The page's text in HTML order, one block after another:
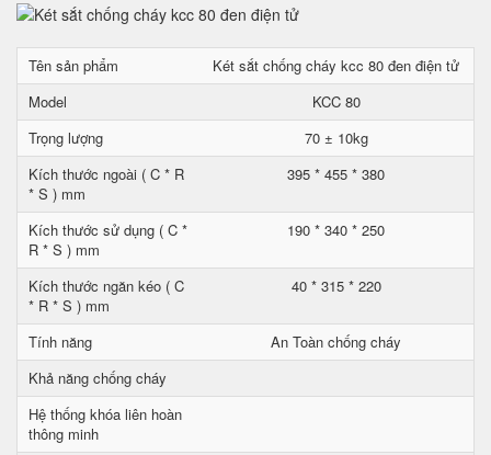
Tên sản phẩm
Két sắt chống cháy kcc 80 đen điện tử
Model
KCC 80
Trọng lượng
70 ± 10kg
Kích thước ngoài ( C * R
* S ) mm
395 * 455 * 380
Kích thước sử dụng ( C *
R * S ) mm
190 * 340 * 250
Kích thước ngăn kéo ( C
* R * S ) mm
40 * 315 * 220
Tính năng
An Toàn chống cháy
Khả năng chống cháy
Hệ thống khóa liên hoàn
thông minh